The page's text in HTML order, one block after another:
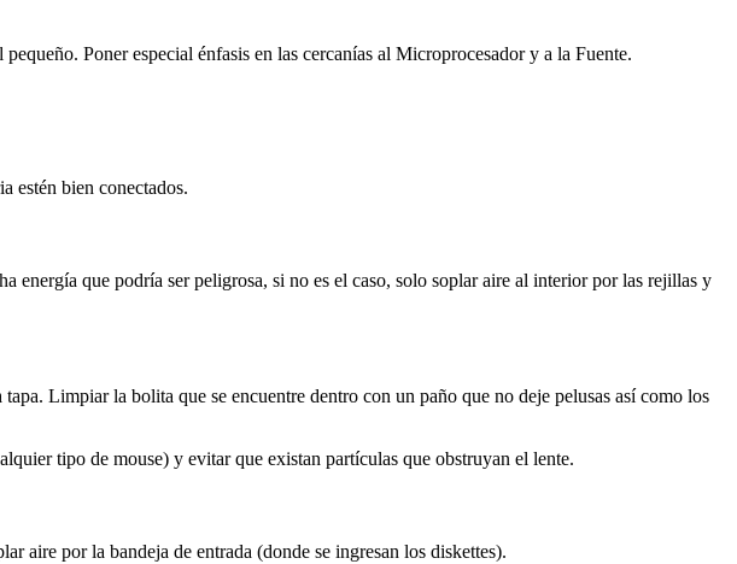
Poner especial énfasis en las cercanías al Microprocesador y a la Fuente.
estén bien conectados.
energía que podría ser peligrosa, si no es el caso, solo soplar aire al interior por las rejillas y
Limpiar la bolita que se encuentre dentro con un paño que no deje pelusas así como los
tipo de mouse) y evitar que existan partículas que obstruyan el lente.
aire por la bandeja de entrada (donde se ingresan los diskettes).